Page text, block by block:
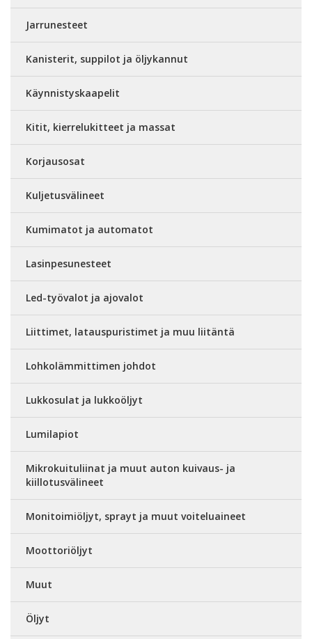
Jarrunesteet
Kanisterit, suppilot ja öljykannut
Käynnistyskaapelit
Kitit, kierrelukitteet ja massat
Korjausosat
Kuljetusvälineet
Kumimatot ja automatot
Lasinpesunesteet
Led-työvalot ja ajovalot
Liittimet, latauspuristimet ja muu liitäntä
Lohkolämmittimen johdot
Lukkosulat ja lukkoöljyt
Lumilapiot
Mikrokuituliinat ja muut auton kuivaus- ja
kiillotusvälineet
Monitoimiöljyt, sprayt ja muut voiteluaineet
Moottoriöljyt
Muut
Öljyt